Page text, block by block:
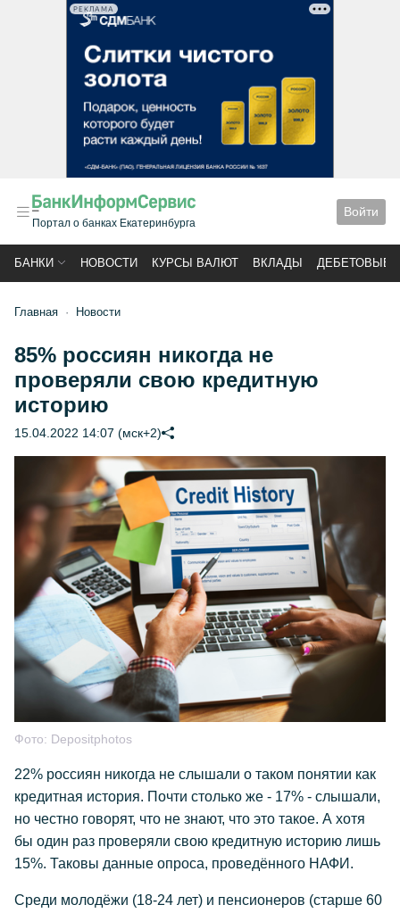
РЕКЛАМА
Портал о банках Екатеринбурга
Войти
БАНКИ НОВОСТИ КУРСЫ ВАЛЮТ ВКЛАДЫ ДЕБЕТОВЫЕ
Главная Новости
85% россиян никогда не
проверяли свою кредитную
историю
15.04.2022 14:07 (мск+2)
Фото: Depositphotos
22% россиян никогда не слышали о таком понятии как
кредитная история. Почти столько же - 17% - слышали,
но честно говорят, что не знают, что это такое. А хотя
бы один раз проверяли свою кредитную историю лишь
15%. Таковы данные опроса, проведённого НАФИ.
Среди молодёжи (18-24 лет) и пенсионеров (старше 60